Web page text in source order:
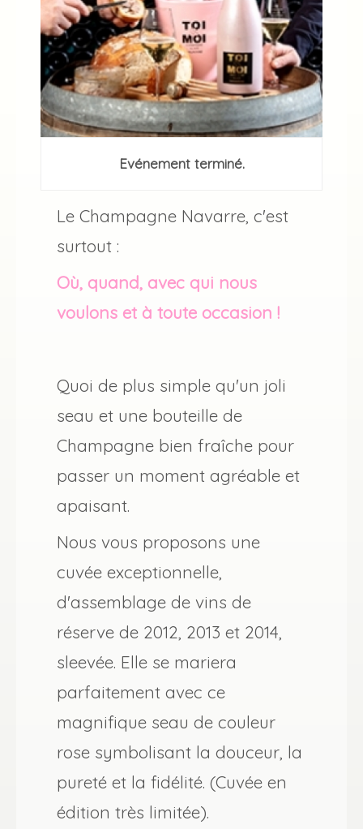
Evénement terminé.
Le Champagne Navarre, c'est
surtout :
Où, quand, avec qui nous
voulons et à toute occasion !
Quoi de plus simple qu'un joli
seau et une bouteille de
Champagne bien fraîche pour
passer un moment agréable et
apaisant.
Nous vous proposons une
cuvée exceptionnelle,
d'assemblage de vins de
réserve de 2012, 2013 et 2014,
sleevée. Elle se mariera
parfaitement avec ce
magnifique seau de couleur
rose symbolisant la douceur, la
pureté et la fidélité. (Cuvée en
édition très limitée).